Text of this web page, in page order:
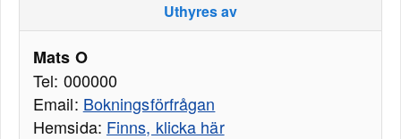
Uthyres av
Mats O
Tel: 000000
Email: Bokningsförfrågan
Hemsida: Finns, klicka här